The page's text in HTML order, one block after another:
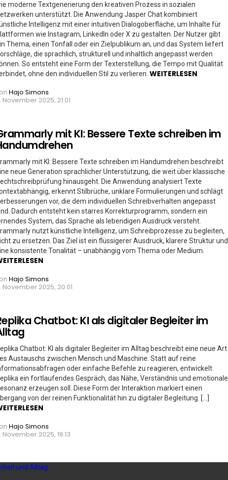
moderne Textgenerierung den kreativen Prozess in sozialen
unterstützt. Die Anwendung Jasper Chat kombiniert
Intelligenz mit einer intuitiven Dialogoberfläche, um Inhalte für
wie Instagram, LinkedIn oder X zu gestalten. Der Nutzer gibt
Thema, einen Tonfall oder ein Zielpublikum an, und das System liefert
die sprachlich, strukturell und inhaltlich angepasst werden
So entsteht eine Form der Texterstellung, die Tempo mit Qualität
ohne den individuellen Stil zu verlieren. WEITERLESEN
Hajo Simons
November 2025, 21:01
mit KI: Bessere Texte schreiben im
mit KI: Bessere Texte schreiben im Handumdrehen beschreibt
neue Generation sprachlicher Unterstützung, die weit über klassische
hinausgeht. Die Anwendung analysiert Texte
erkennt Stilbrüche, unklare Formulierungen und schlägt
vor, die dem individuellen Schreibverhalten angepasst
Dadurch entsteht kein starres Korrekturprogramm, sondern ein
System, das Sprache als lebendigen Ausdruck versteht.
nutzt künstliche Intelligenz, um Schreibprozesse zu begleiten,
zu ersetzen. Das Ziel ist ein flüssigerer Ausdruck, klarere Struktur und
konsistente Tonalität – unabhängig vom Thema oder Medium.
Hajo Simons
November 2025, 20:01
Chatbot: KI als digitaler Begleiter im
Chatbot: KI als digitaler Begleiter im Alltag beschreibt eine neue Art
Austauschs zwischen Mensch und Maschine. Statt auf reine
oder einfache Befehle zu reagieren, entwickelt
ein fortlaufendes Gespräch, das Nähe, Verständnis und emotionale
erzeugen soll. Diese Form der Interaktion markiert einen
von der reinen Funktionalität hin zu digitaler Begleitung. […]
Hajo Simons
November 2025, 19:13